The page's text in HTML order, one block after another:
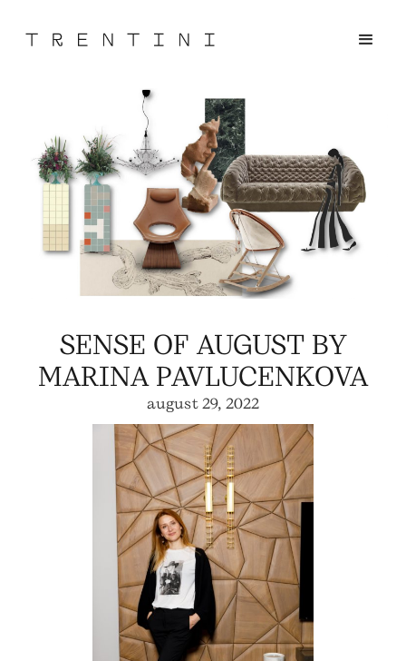
SENSE OF AUGUST BY
MARINA PAVLUCENKOVA
august 29, 2022